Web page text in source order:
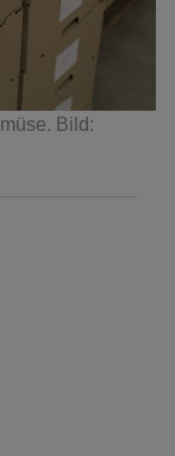
Bild: